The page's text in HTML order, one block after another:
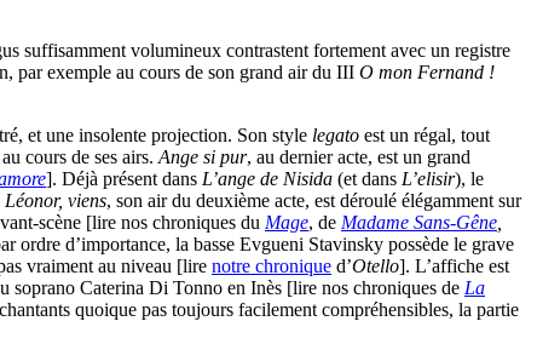
suffisamment volumineux contrastent fortement avec un registre
par exemple au cours de son grand air du III O mon Fernand !
et une insolente projection. Son style legato est un régal, tout
cours de ses airs. Ange si pur, au dernier acte, est un grand
]. Déjà présent dans L’ange de Nisida (et dans L’elisir), le
Léonor, viens, son air du deuxième acte, est déroulé élégamment sur
scène [lire nos chroniques du Mage, de Madame Sans-Gêne
ordre d’importance, la basse Evgueni Stavinsky possède le grave
vraiment au niveau [lire notre chronique d’Otello]. L’affiche est
soprano Caterina Di Tonno en Inès [lire nos chroniques de La
quoique pas toujours facilement compréhensibles, la partie